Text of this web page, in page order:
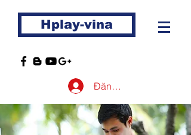
Hplay-vina
Đăng nhập